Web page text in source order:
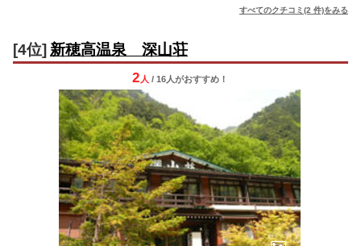
すべてのクチコミ(2 件)をみる
[4位] 新穂高温泉 深山荘
2 人 / 16人がおすすめ！